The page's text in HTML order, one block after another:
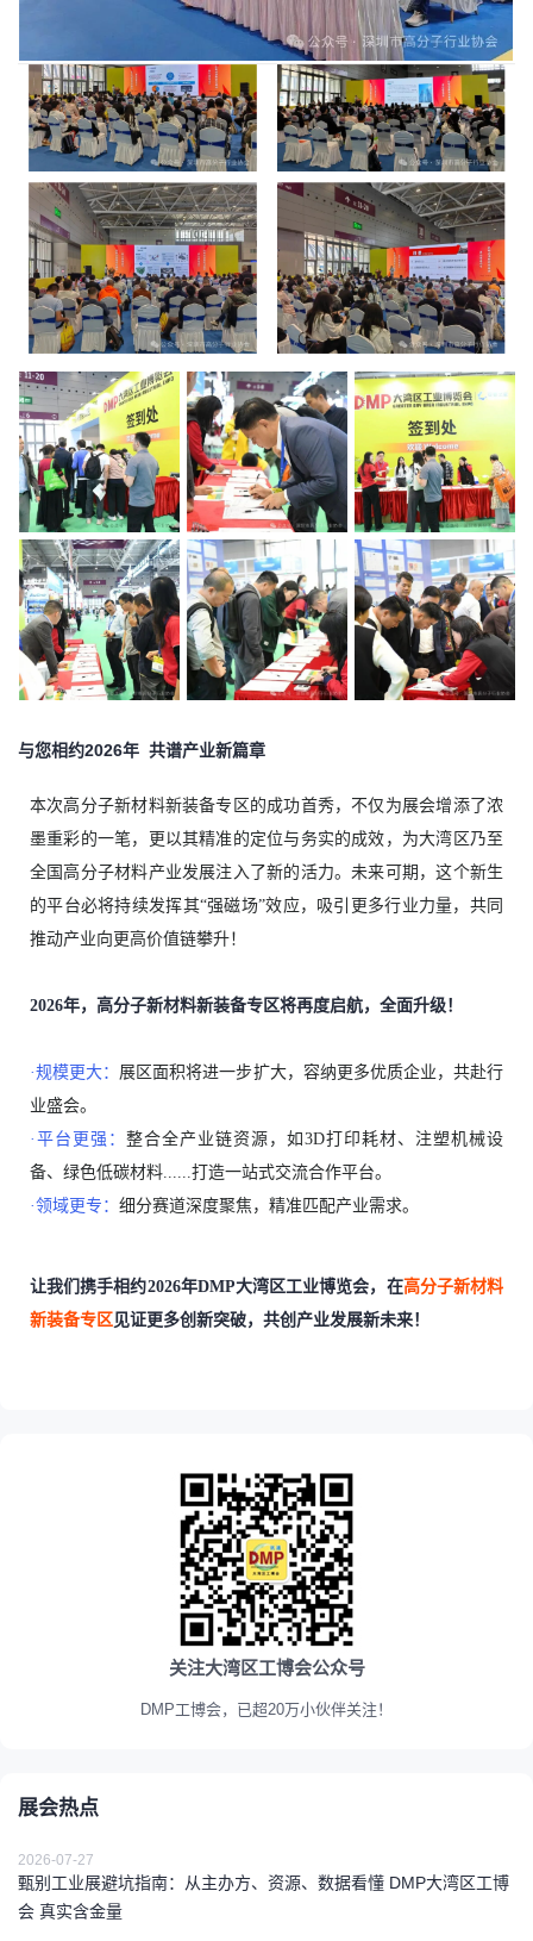
与您相约2026年 共谱产业新篇章
本次高分子新材料新装备专区的成功首秀，不仅为展会增添了浓
墨重彩的一笔，更以其精准的定位与务实的成效，为大湾区乃至
全国高分子材料产业发展注入了新的活力。未来可期，这个新生
的平台必将持续发挥其“强磁场”效应，吸引更多行业力量，共同
推动产业向更高价值链攀升！
2026年，高分子新材料新装备专区将再度启航，全面升级！
·规模更大： 展区面积将进一步扩大，容纳更多优质企业，共赴行
业盛会。
·平台更强： 整合全产业链资源，如3D打印耗材、注塑机械设
备、绿色低碳材料......打造一站式交流合作平台。
·领域更专： 细分赛道深度聚焦，精准匹配产业需求。
让我们携手相约2026年DMP大湾区工业博览会，在高分子新材料
新装备专区见证更多创新突破，共创产业发展新未来！
关注大湾区工博会公众号
DMP工博会，已超20万小伙伴关注！
展会热点
2026-07-27
甄别工业展避坑指南：从主办方、资源、数据看懂 DMP大湾区工博
会 真实含金量